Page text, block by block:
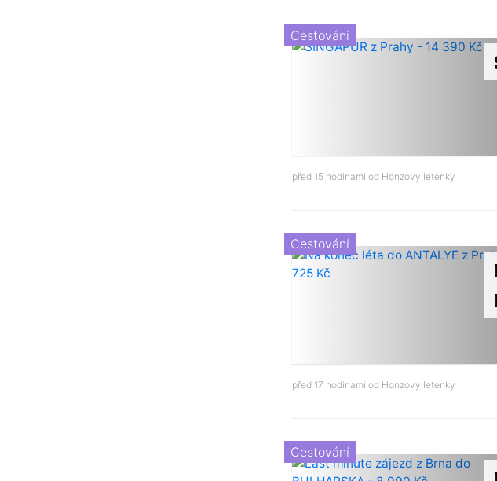
Cestování
před 15 hodinami od Honzovy letenky
Cestování
před 17 hodinami od Honzovy letenky
Cestování